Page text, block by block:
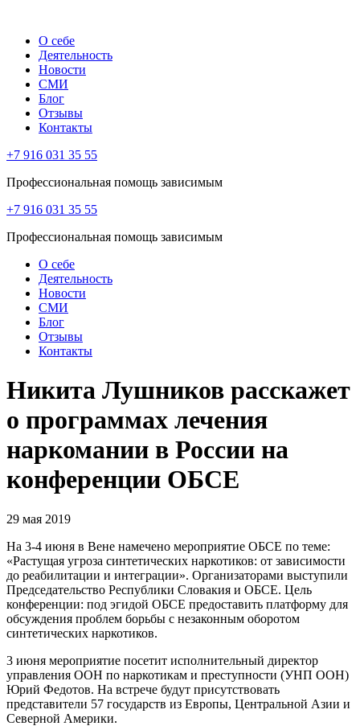
О себе
Деятельность
Новости
СМИ
Блог
Отзывы
Контакты
+7 916 031 35 55
Профессиональная помощь зависимым
+7 916 031 35 55
Профессиональная помощь зависимым
О себе
Деятельность
Новости
СМИ
Блог
Отзывы
Контакты
Никита Лушников расскажет
о программах лечения
наркомании в России на
конференции ОБСЕ
29 мая 2019
На 3-4 июня в Вене намечено мероприятие ОБСЕ по теме:
«Растущая угроза синтетических наркотиков: от зависимости
до реабилитации и интеграции». Организаторами выступили
Председательство Республики Словакия и ОБСЕ. Цель
конференции: под эгидой ОБСЕ предоставить платформу для
обсуждения проблем борьбы с незаконным оборотом
синтетических наркотиков.
3 июня мероприятие посетит исполнительный директор
управления ООН по наркотикам и преступности (УНП ООН)
Юрий Федотов. На встрече будут присутствовать
представители 57 государств из Европы, Центральной Азии и
Северной Америки.